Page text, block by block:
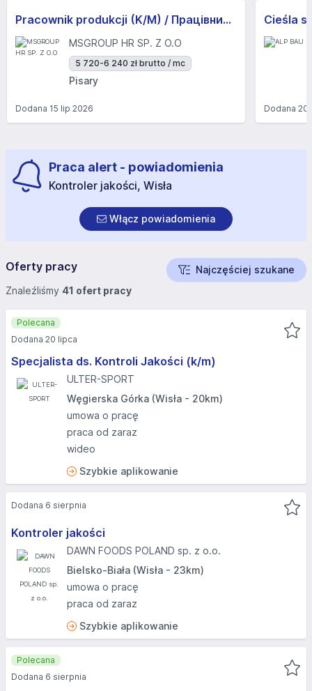
Pracownik produkcji (K/M) / Працівники продукції Huber-Suhner (K/M)
MSGROUP HR SP. Z O.O
5 720-6 240 zł brutto / mc
Pisary
Dodana 15 lip 2026
Cieśla
Dodana20
Praca alert - powiadomienia
Kontroler jakości, Wisła
Włącz powiadomienia
Oferty pracy
Najczęściej szukane
Znaleźliśmy 41 ofert pracy
Specjalista ds. Kontroli Jakości (k/m)
ULTER-SPORT
Węgierska Górka (Wisła - 20km)
umowa o pracę
praca od zaraz
wideo
Szybkie aplikowanie
Polecana
Dodana 20 lipca
Kontroler jakości
DAWN FOODS POLAND sp. z o.o.
Bielsko-Biała (Wisła - 23km)
umowa o pracę
praca od zaraz
Szybkie aplikowanie
Dodana 6 sierpnia
Polecana
Dodana 6 sierpnia